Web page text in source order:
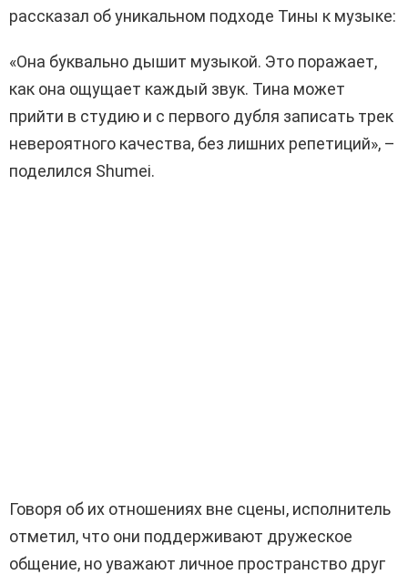
рассказал об уникальном подходе Тины к музыке:
«Она буквально дышит музыкой. Это поражает,
как она ощущает каждый звук. Тина может
прийти в студию и с первого дубля записать трек
невероятного качества, без лишних репетиций», –
поделился Shumei.
Говоря об их отношениях вне сцены, исполнитель
отметил, что они поддерживают дружеское
общение, но уважают личное пространство друг